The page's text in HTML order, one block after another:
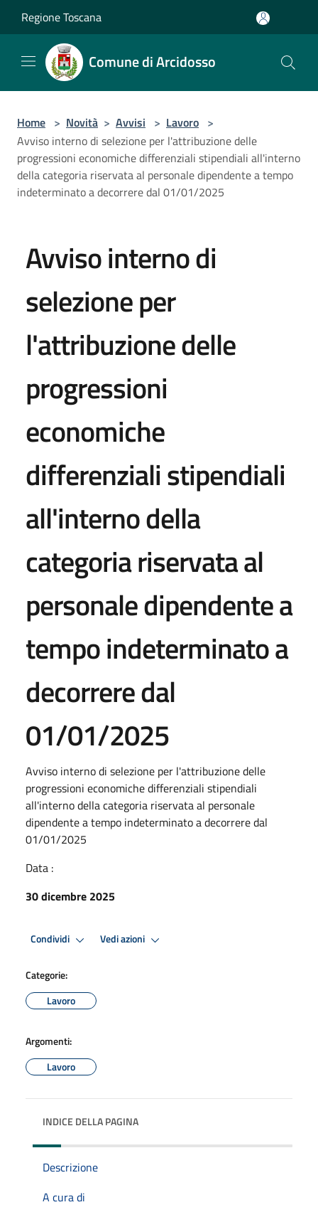
Regione Toscana
Comune di Arcidosso
Home > Novità > Avvisi > Lavoro >
Avviso interno di selezione per l'attribuzione delle
progressioni economiche differenziali stipendiali all'interno
della categoria riservata al personale dipendente a tempo
indeterminato a decorrere dal 01/01/2025
Avviso interno di
selezione per
l'attribuzione delle
progressioni
economiche
differenziali stipendiali
all'interno della
categoria riservata al
personale dipendente a
tempo indeterminato a
decorrere dal
01/01/2025
Avviso interno di selezione per l'attribuzione delle
progressioni economiche differenziali stipendiali
all'interno della categoria riservata al personale
dipendente a tempo indeterminato a decorrere dal
01/01/2025
Data :
30 dicembre 2025
Condividi Vedi azioni
Categorie:
Lavoro
Argomenti:
Lavoro
INDICE DELLA PAGINA
Descrizione
A cura di